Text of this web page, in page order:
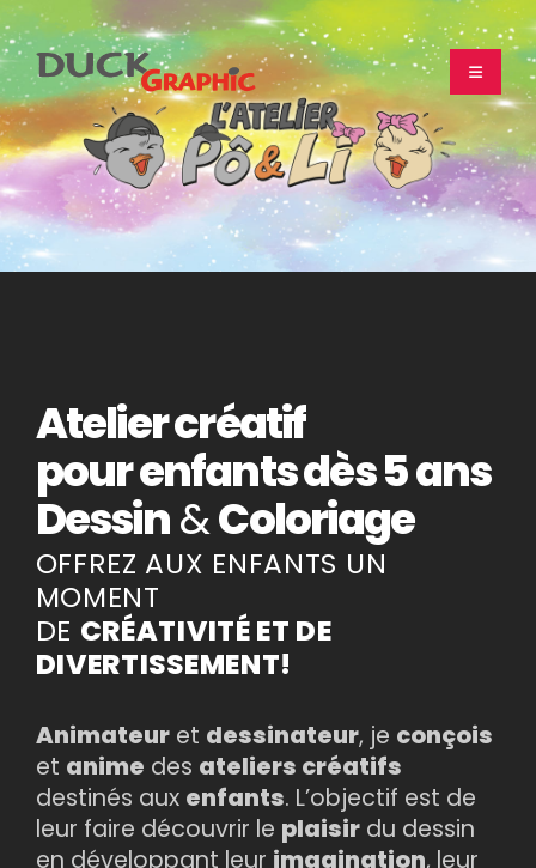
Atelier créatif
pour enfants dès 5 ans
Dessin&Coloriage
OFFREZ AUX ENFANTS UN
MOMENT
DE CRÉATIVITÉ ET DE
DIVERTISSEMENT!
Animateuret dessinateur, je conçois
et anime des ateliers créatifs
destinés aux enfants. L’objectif est de
leur faire découvrir le plaisirdu dessin
en développant leur imagination, leur